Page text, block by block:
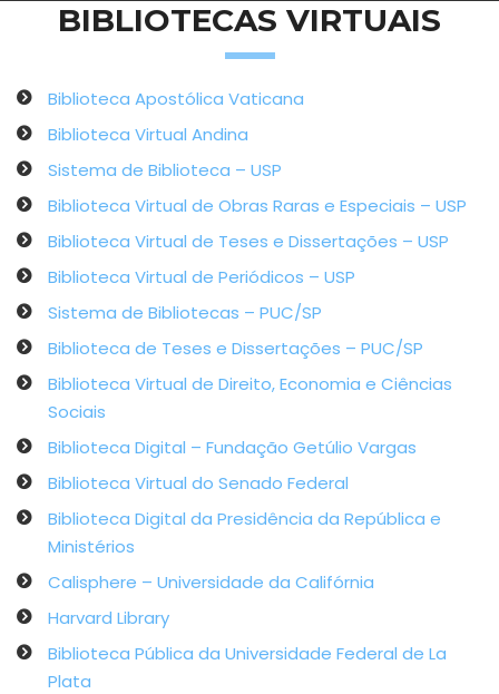
BIBLIOTECAS VIRTUAIS
Biblioteca Apostólica Vaticana
Biblioteca Virtual Andina
Sistema de Biblioteca – USP
Biblioteca Virtual de Obras Raras e Especiais – USP
Biblioteca Virtual de Teses e Dissertações – USP
Biblioteca Virtual de Periódicos – USP
Sistema de Bibliotecas – PUC/SP
Biblioteca de Teses e Dissertações – PUC/SP
Biblioteca Virtual de Direito, Economia e Ciências
Sociais
Biblioteca Digital – Fundação Getúlio Vargas
Biblioteca Virtual do Senado Federal
Biblioteca Digital da Presidência da República e
Ministérios
Calisphere – Universidade da Califórnia
Harvard Library
Biblioteca Pública da Universidade Federal de La
Plata